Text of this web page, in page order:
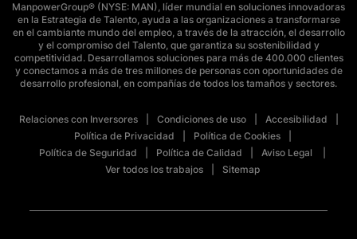
ManpowerGroup® (NYSE: MAN), líder mundial en soluciones innovadoras
en la Estrategia de Talento, ayuda a las organizaciones a transformarse
en el cambiante mundo del empleo, a través de la atracción, el desarrollo
y el compromiso del Talento, que garantiza su sostenibilidad y
competitividad. Desarrollamos soluciones para más de 400.000 clientes
y conectamos a más de tres millones de personas con oportunidades de
desarrollo profesional, en compañías de todos los tamaños y sectores.
Relaciones con Inversores Condiciones de uso
Accesibilidad
Política de Privacidad
Política de Cookies
Política de Seguridad
Política de Calidad
Aviso Legal
Ver todos los trabajos
Sitemap